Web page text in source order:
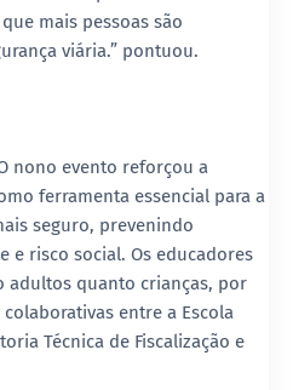
mais pessoas são
viária.” pontuou.
nono evento reforçou a
ferramenta essencial para a
seguro, prevenindo
e risco social. Os educadores
adultos quanto crianças, por
entre a Escola
Técnica de Fiscalização e